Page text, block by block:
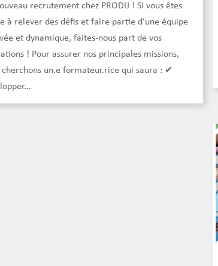
recrutement chez PRODIJ ! Si vous êtes
à relever des défis et faire partie d’une équipe
et dynamique, faites-nous part de vos
! Pour assurer nos principales missions,
cherchons un.e formateur.rice qui saura : ✔